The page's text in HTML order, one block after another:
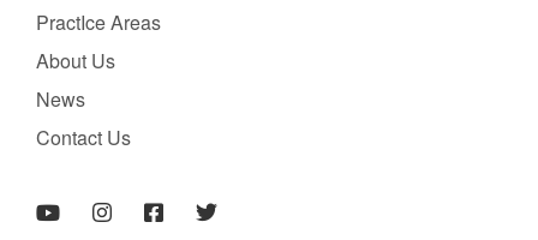
PractIce Areas
About Us
News
Contact Us